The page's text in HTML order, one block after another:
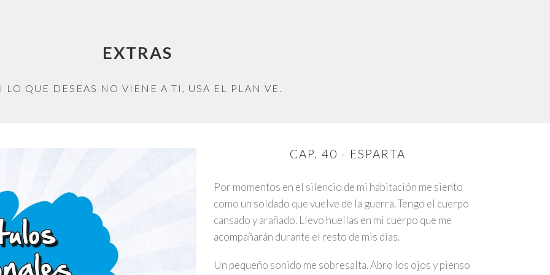
EXTRAS
LO QUE DESEAS NO VIENE A TI, USA EL PLAN VE.
CAP. 40 - ESPARTA
Por momentos en el silencio de mi habitación me siento
como un soldado que vuelve de la guerra. Tengo el cuerpo
cansado y arañado. Llevo huellas en mi cuerpo que me
acompañarán durante el resto de mis días.
Un pequeño sonido me sobresalta. Abro los ojos y pienso